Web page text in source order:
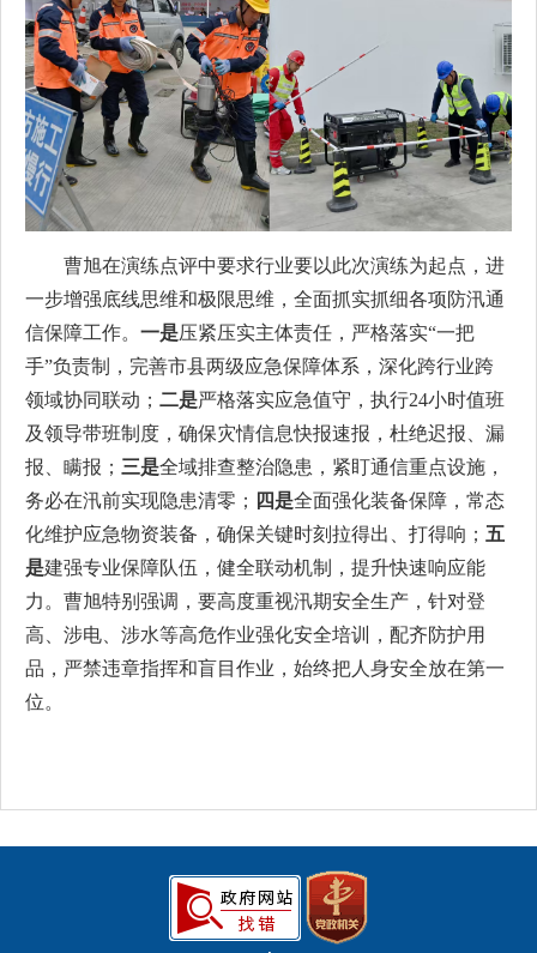
曹旭在演练点评中要求行业要以此次演练为起点，进
一步增强底线思维和极限思维，全面抓实抓细各项防汛通
信保障工作。 一是压紧压实主体责任，严格落实“一把
手”负责制，完善市县两级应急保障体系，深化跨行业跨
领域协同联动； 二是严格落实应急值守，执行24小时值班
及领导带班制度，确保灾情信息快报速报，杜绝迟报、漏
报、瞒报； 三是全域排查整治隐患，紧盯通信重点设施，
务必在汛前实现隐患清零； 四是全面强化装备保障，常态
化维护应急物资装备，确保关键时刻拉得出、打得响； 五
是建强专业保障队伍，健全联动机制，提升快速响应能
力。曹旭特别强调，要高度重视汛期安全生产，针对登
高、涉电、涉水等高危作业强化安全培训，配齐防护用
品，严禁违章指挥和盲目作业，始终把人身安全放在第一
位。